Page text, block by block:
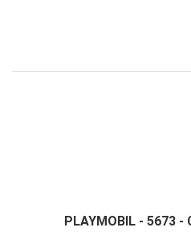
PLAYMOBIL - 5673